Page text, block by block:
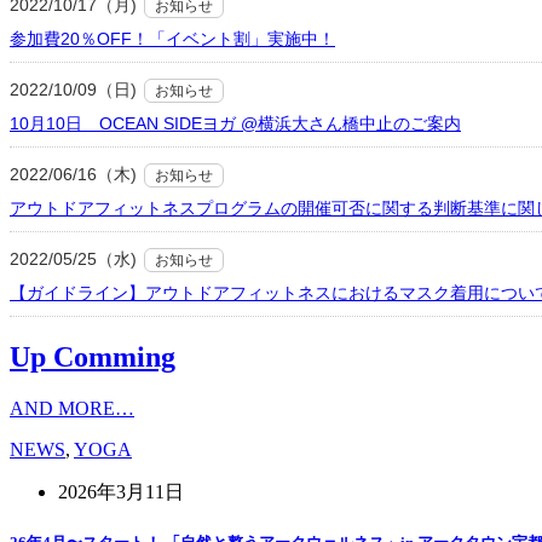
2022/10/17（月) お知らせ
参加費20％OFF！「イベント割」実施中！
2022/10/09（日) お知らせ
10月10日 OCEAN SIDEヨガ @横浜大さん橋中止のご案内
2022/06/16（木) お知らせ
アウトドアフィットネスプログラムの開催可否に関する判断基準に関
2022/05/25（水) お知らせ
【ガイドライン】アウトドアフィットネスにおけるマスク着用につい
Up Comming
AND MORE…
NEWS, YOGA
2026年3月11日